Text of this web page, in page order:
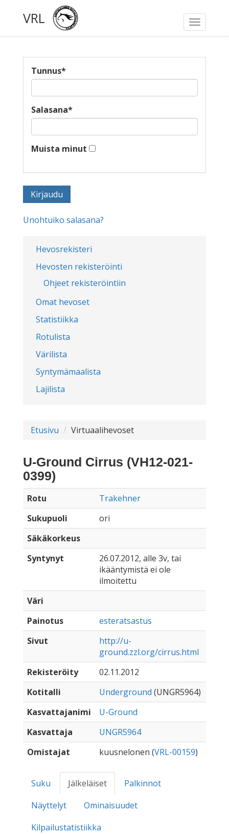
Toggle
VRL
Hevosrekisteri
Hevosten rekisteröinti
Ohjeet rekisteröintiin
Omat hevoset
Statistiikka
Rotulista
Värilista
Syntymämaalista
Lajilista
Tunnus*
Salasana*
Muista minut
Unohtuiko salasana?
Etusivu Virtuaalihevoset
U-Ground Cirrus (VH12-021-
0399)
Rotu
Trakehner
Sukupuoli
ori
Säkäkorkeus
Syntynyt
26.07.2012, alle 3v, tai
ikääntymistä ei ole
ilmoitettu
Väri
Painotus
esteratsastus
Sivut
http://u-
ground.zzl.org/cirrus.html
Rekisteröity
02.11.2012
Kotitalli
Underground (UNGR5964)
Kasvattajanimi
U-Ground
Kasvattaja
UNGR5964
Omistajat
kuusnelonen (VRL-00159)
Suku Jälkeläiset
Palkinnot
Näyttelyt
Ominaisuudet
Kilpailustatistiikka